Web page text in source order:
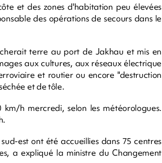
et des zones d'habitation peu élevées
des opérations de secours dans le
terre au port de Jakhau et mis en
aux cultures, aux réseaux électrique
et routier ou encore "destruction
et de tôle.
h mercredi, selon les météorologues.
est ont été accueillies dans 75 centres
a expliqué la ministre du Changement